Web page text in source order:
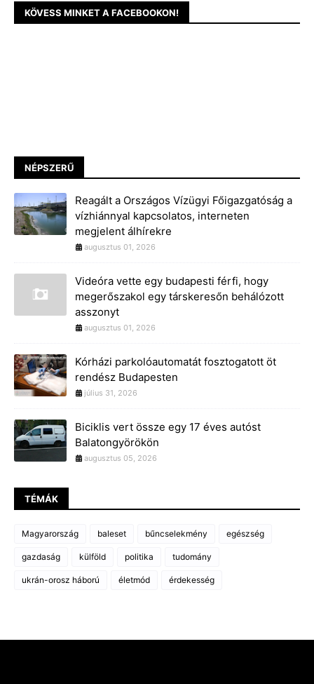
KÖVESS MINKET A FACEBOOKON!
NÉPSZERŰ
Reagált a Országos Vízügyi Főigazgatóság a
vízhiánnyal kapcsolatos, interneten
megjelent álhírekre
augusztus 01, 2026
Videóra vette egy budapesti férfi, hogy
megerőszakol egy társkeresőn behálózott
asszonyt
augusztus 01, 2026
Kórházi parkolóautomatát fosztogatott öt
rendész Budapesten
július 31, 2026
Biciklis vert össze egy 17 éves autóst
Balatongyörökön
augusztus 05, 2026
TÉMÁK
Magyarország baleset bűncselekmény egészség
gazdaság külföld politika tudomány
ukrán-orosz háború életmód érdekesség